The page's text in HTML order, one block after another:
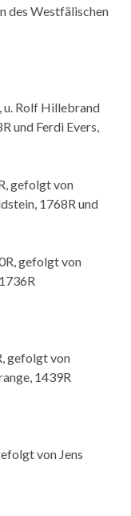
des Westfälischen
u. Rolf Hillebrand
und Ferdi Evers,
gefolgt von
1768R und
gefolgt von
gefolgt von
1439R
von Jens